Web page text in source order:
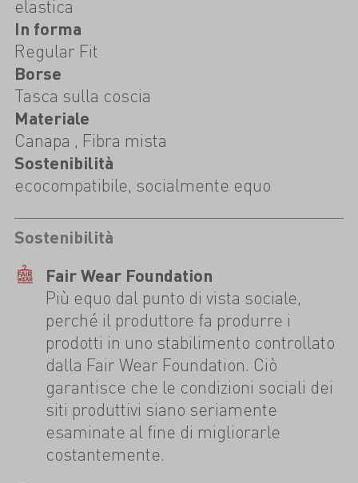
elastica
In forma
Regular Fit
Borse
Tasca sulla coscia
Materiale
Canapa , Fibra mista
Sostenibilità
ecocompatibile, socialmente equo
Sostenibilità
Fair Wear Foundation
Più equo dal punto di vista sociale,
perché il produttore fa produrre i
prodotti in uno stabilimento controllato
dalla Fair Wear Foundation. Ciò
garantisce che le condizioni sociali dei
siti produttivi siano seriamente
esaminate al fine di migliorarle
costantemente.